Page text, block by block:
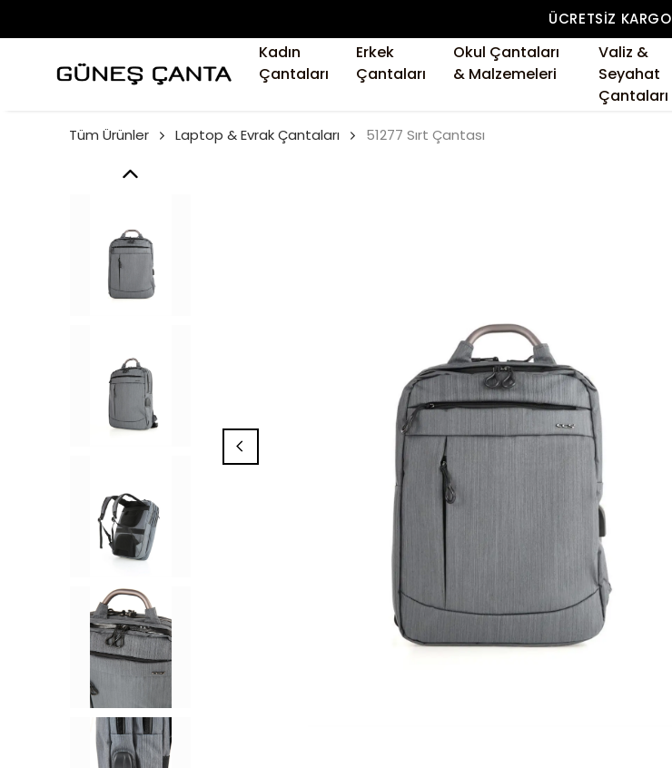
ÜCRETSIZ KARGO
Kadın
Çantaları
Erkek
Çantaları
Okul Çantaları
& Malzemeleri
Valiz &
Seyahat
Çantaları
Tüm Ürünler Laptop & Evrak Çantaları 51277 Sırt Çantası